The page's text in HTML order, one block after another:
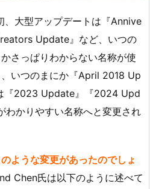
大型アップデートは『Annive
Update』など、いつの
さっぱりわからない名称が使
いつのまにか『April 2018 Up
『2023 Update』『2024 Upd
わかりやすい名称へと変更され
ような変更があったのでしょ
Chen氏は以下のように述べて